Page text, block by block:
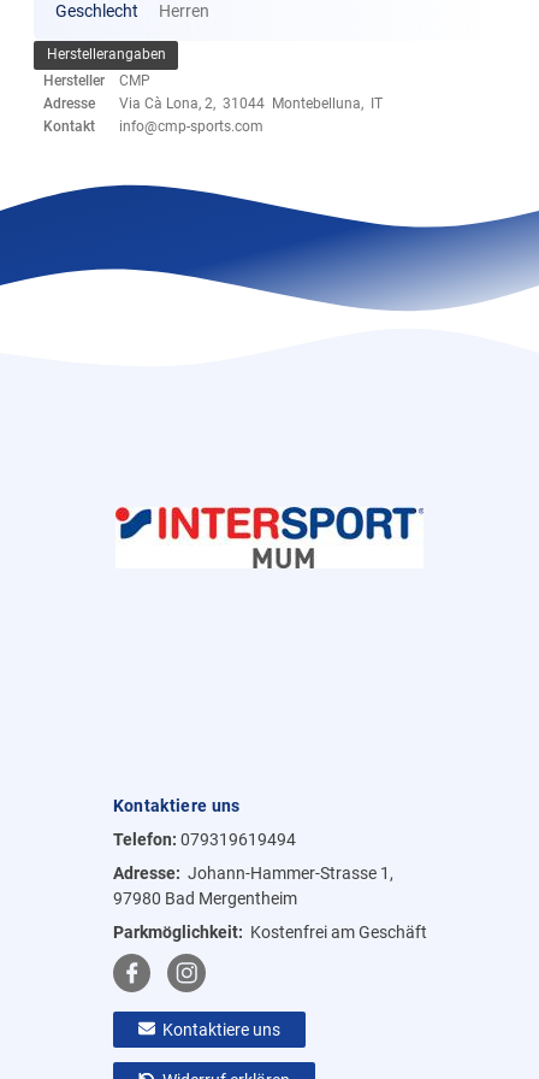
Geschlecht Herren
Herstellerangaben
Hersteller
CMP
Adresse
Via Cà Lona, 2, 31044 Montebelluna, IT
Kontakt
info@cmp-sports.com
Kontaktiere uns
Telefon: 079319619494
Adresse: Johann-Hammer-Strasse 1,
97980 Bad Mergentheim
Parkmöglichkeit: Kostenfrei am Geschäft
Kontaktiere uns